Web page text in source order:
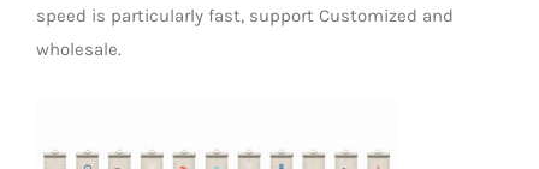
speed is particularly fast, support Customized and
wholesale.